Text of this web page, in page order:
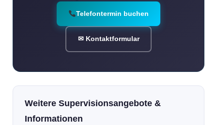
Telefontermin buchen
✉ Kontaktformular
Weitere Supervisionsangebote &
Informationen